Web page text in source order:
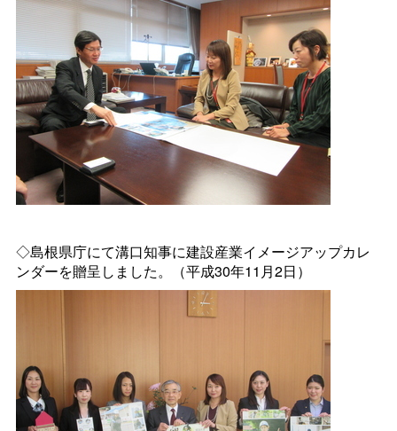
◇島根県庁にて溝口知事に建設産業イメージアップカレ
ンダーを贈呈しました。（平成30年11月2日）